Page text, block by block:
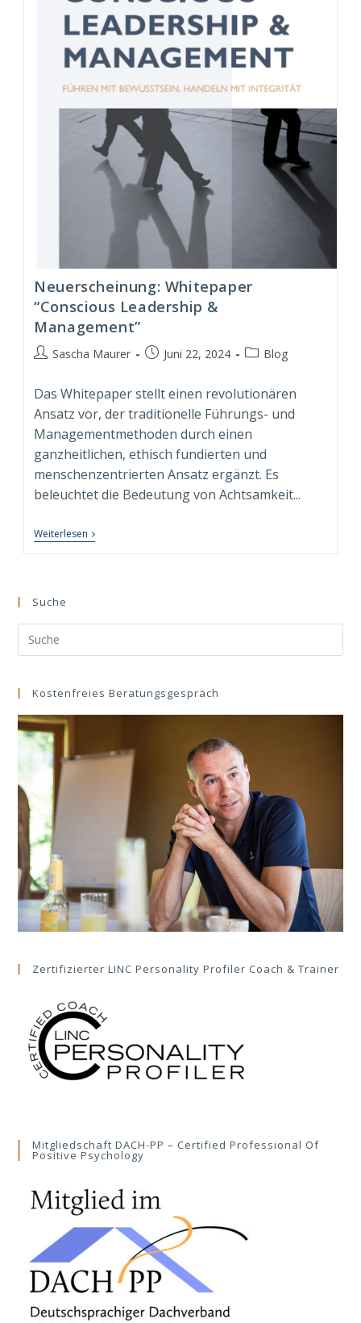
Management
Modell
(CLM)
Neuerscheinung: Whitepaper
“Conscious Leadership &
Management”
Beitrags-
Sascha Maurer
BeitragJuni 22, 2024
Beitrags-
Blog
Das Whitepaper stellt einen revolutionären
Ansatz vor, der traditionelle Führungs- und
Managementmethoden durch einen
ganzheitlichen, ethisch fundierten und
menschenzentrierten Ansatz ergänzt. Es
beleuchtet die Bedeutung von Achtsamkeit...
Weiterlesen Neuerscheinung:
Whitepaper
Suche
Search
this
Kostenfreies Beratungsgespräch
Zertifizierter LINC Personality Profiler Coach & Trainer
Mitgliedschaft DACH-PP – Certified Professional Of
Positive Psychology